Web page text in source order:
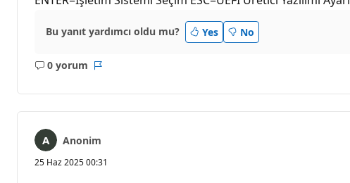
Bu yanıt yardımcı oldu mu? Yes No
0 yorum
Açıklama
Anonim
25 Haz 2025 00:31